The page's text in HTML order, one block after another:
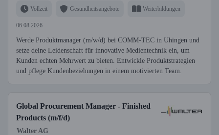
Vollzeit Gesundheitsangebote Weiterbildungen
06.08.2026
Werde Produktmanager (m/w/d) bei COMM-TEC in Uhingen und
setze deine Leidenschaft für innovative Medientechnik ein, um
Kunden echten Mehrwert zu bieten. Entwickle Produktstrategien
und pflege Kundenbeziehungen in einem motivierten Team.
Global Procurement Manager - Finished
Products (m/f/d)
Walter AG